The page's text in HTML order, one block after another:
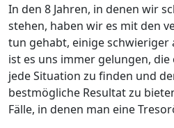
In den 8 Jahren, in denen wir
stehen, haben wir es mit den
tun gehabt, einige schwieriger
ist es uns immer gelungen,
jede Situation zu finden und
bestmögliche Resultat zu
Fälle, in denen man eine